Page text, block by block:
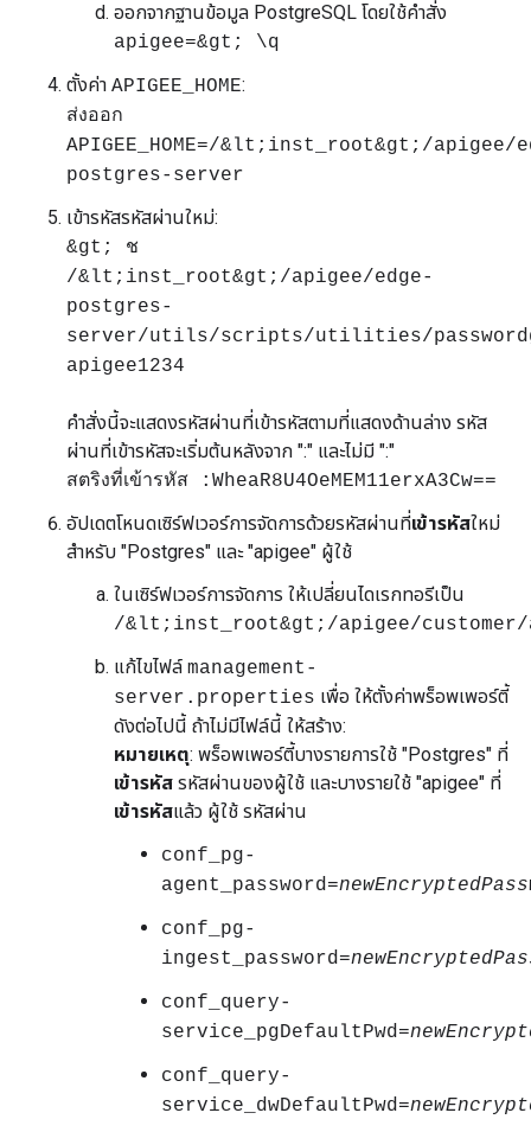
ออกจากฐานข้อมูล PostgreSQL โดยใช้คำสั่ง
apigee=&gt; \q
ตั้งค่า APIGEE_HOME:
ส่งออก
APIGEE_HOME=/&lt;inst_root&gt;/apigee/
postgres-server
เข้ารหัสรหัสผ่านใหม่:
&gt; ช
/&lt;inst_root&gt;/apigee/edge-
postgres-
server/utils/scripts/utilities/
apigee1234
คำสั่งนี้จะแสดงรหัสผ่านที่เข้ารหัสตามที่แสดงด้านล่าง รหัส
ผ่านที่เข้ารหัสจะเริ่มต้นหลังจาก ":" และไม่มี ":"
สตริงที่เข้ารหัส :WheaR8U4OeMEM11erxA3Cw==
อัปเดตโหนดเซิร์ฟเวอร์การจัดการด้วยรหัสผ่านที่เข้ารหัสใหม่
สำหรับ "Postgres" และ "apigee" ผู้ใช้
ในเซิร์ฟเวอร์การจัดการ ให้เปลี่ยนไดเรกทอรีเป็น
/&lt;inst_root&gt;/apigee/
แก้ไขไฟล์ management-
server.properties เพื่อ ให้ตั้งค่าพร็อพเพอร์ตี้
ดังต่อไปนี้ ถ้าไม่มีไฟล์นี้ ให้สร้าง:
หมายเหตุ: พร็อพเพอร์ตี้บางรายการใช้ "Postgres" ที่
เข้ารหัส รหัสผ่านของผู้ใช้ และบางรายใช้ "apigee" ที่
เข้ารหัสแล้ว ผู้ใช้ รหัสผ่าน
conf_pg-
agent_password=
conf_pg-
ingest_password=
conf_query-
service_pgDefaultPwd=
conf_query-
service_dwDefaultPwd=